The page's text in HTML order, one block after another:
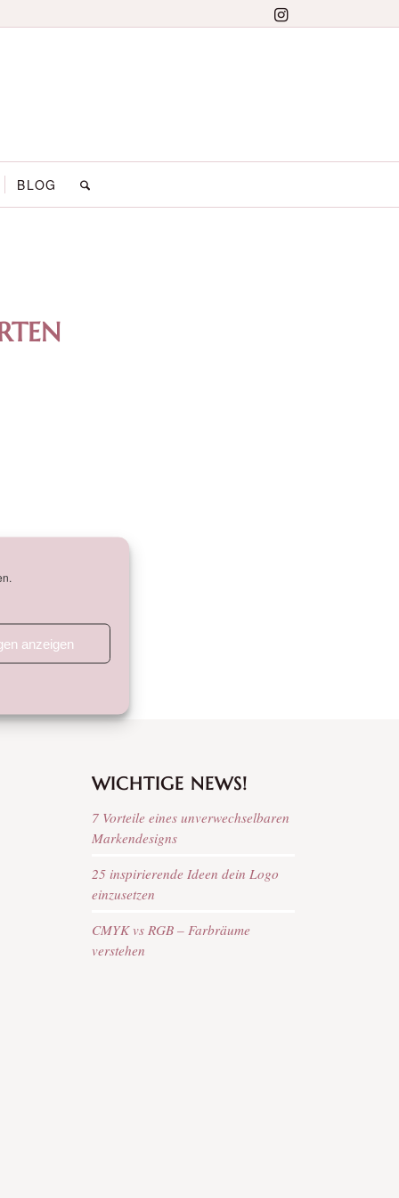
anzeigen
BLOG
WICHTIGE NEWS!
7 Vorteile eines unverwechselbaren
Markendesigns
25 inspirierende Ideen dein Logo
einzusetzen
CMYK vs RGB – Farbräume
verstehen